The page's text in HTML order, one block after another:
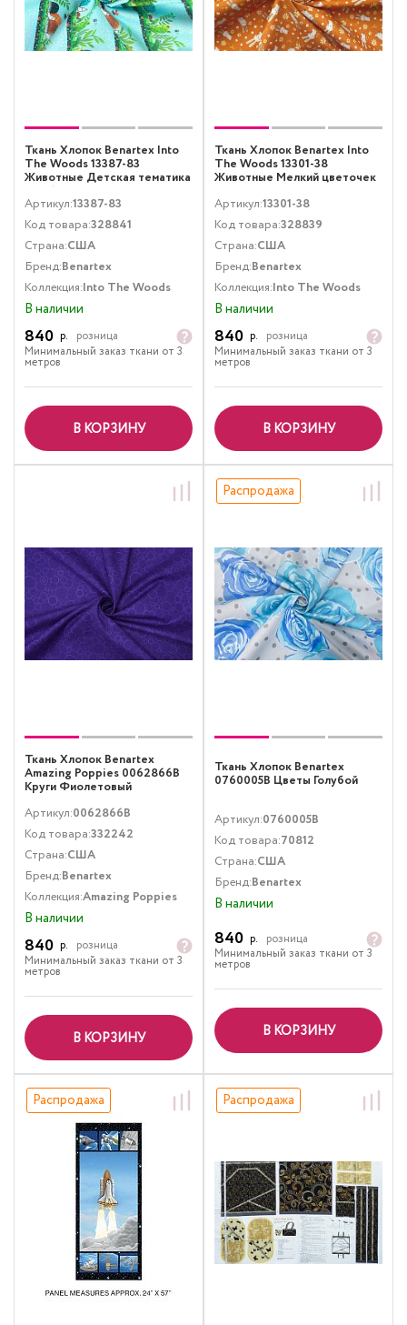
Ткань Хлопок Benartex Into
The Woods 13387-83
Животные Детская тематика
Голубой
Артикул:13387-83
Код товара:328841
Страна:США
Бренд:Benartex
Коллекция:Into The Woods
В наличии
840 р.
розница
Минимальный заказ ткани от 3
метров
В КОРЗИНУ
Ткань Хлопок Benartex Into
The Woods 13301-38
Животные Мелкий цветочек
Артикул:13301-38
Код товара:328839
Страна:США
Бренд:Benartex
Коллекция:Into The Woods
В наличии
840 р.
розница
Минимальный заказ ткани от 3
метров
В КОРЗИНУ
Ткань Хлопок Benartex
Amazing Poppies 0062866B
Круги Фиолетовый
Артикул:0062866B
Код товара:332242
Страна:США
Бренд:Benartex
Коллекция:Amazing Poppies
В наличии
840 р.
розница
Минимальный заказ ткани от 3
метров
В КОРЗИНУ
Распродажа
Ткань Хлопок Benartex
0760005B Цветы Голубой
Артикул:0760005B
Код товара:70812
Страна:США
Бренд:Benartex
В наличии
840 р.
розница
Минимальный заказ ткани от 3
метров
В КОРЗИНУ
Распродажа Распродажа